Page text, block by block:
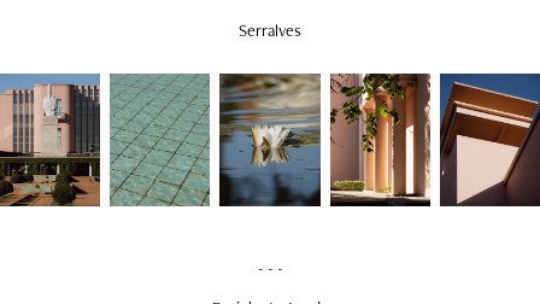
Serralves
- - -